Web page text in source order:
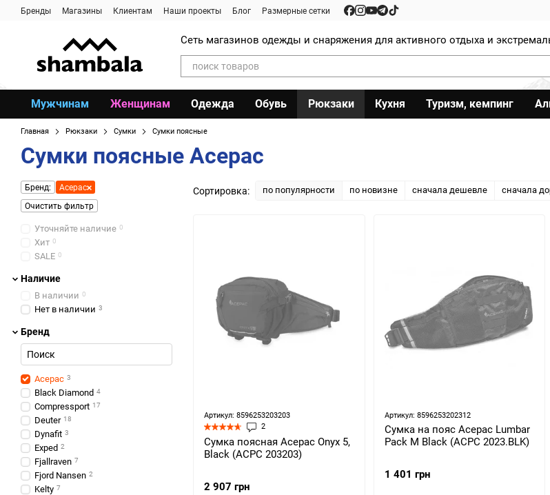
Перейти к основному контенту
Бренды Магазины Клиентам Наши проекты Блог Размерные сетки
Сеть магазинов одежды и снаряжения для активного отдыха и
Мужчинам Женщинам Одежда Обувь Рюкзаки Кухня Туризм, кемпинг
Главная Рюкзаки Сумки Сумки поясные
Сумки поясные Acepac
Сортировка: по популярности по новизне сначала дешевле сначала
Артикул: 8596253203203
2
Сумка поясная Acepac Onyx 5,
Black (ACPC 203203)
2 907 грн
Артикул: 8596253202312
Сумка на пояс Acepac Lumbar
Pack M Black (ACPC 2023.BLK)
1 401 грн
Бренд:
Acepac
Очистить фильтр
Уточняйте наличие 0
Хит 0
SALE 0
Наличие
В наличии 0
Нет в наличии 3
Бренд
Acepac 3
Black Diamond 4
Compressport 17
Deuter 18
Dynafit 3
Exped 2
Fjallraven 7
Fjord Nansen 2
Kelty 7